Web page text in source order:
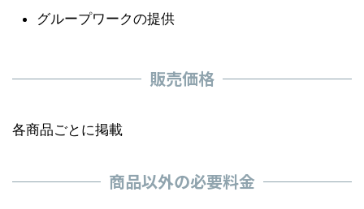
グループワークの提供
販売価格
各商品ごとに掲載
商品以外の必要料金